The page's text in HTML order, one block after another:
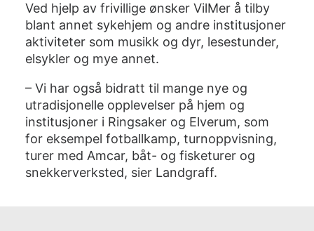
Ved hjelp av frivillige ønsker VilMer å tilby
blant annet sykehjem og andre institusjoner
aktiviteter som musikk og dyr, lesestunder,
elsykler og mye annet.
– Vi har også bidratt til mange nye og
utradisjonelle opplevelser på hjem og
institusjoner i Ringsaker og Elverum, som
for eksempel fotballkamp, turnoppvisning,
turer med Amcar, båt- og fisketurer og
snekkerverksted, sier Landgraff.